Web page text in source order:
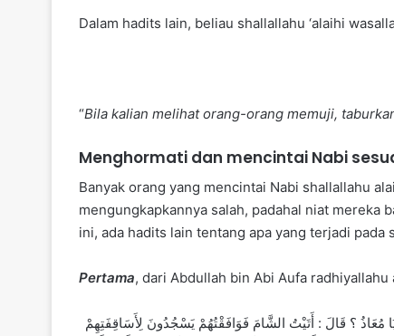
Dalam hadits lain, beliau shallallahu ‘alaihi
“Bila kalian melihat orang-orang memuji,
Menghormati dan mencintai Nabi
Banyak orang yang mencintai Nabi shallallahu
mengungkapkannya salah, padahal niat mereka
ini, ada hadits lain tentang apa yang terjadi
Pertama, dari Abdullah bin Abi Aufa radhiyallahu
؟ قَالَ : أَتَيْتُ الشَّامَ فَوَافَقْتُهُمْ يَسْجُدُونَ لِأَسَاقِفَتِهِمْ